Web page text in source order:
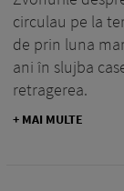
circulau pe la
de prin luna
ani în slujba
retragerea.
+ MAI MULTE